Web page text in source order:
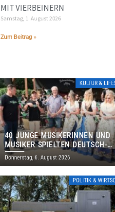
MIT VIERBEINERN
Samstag, 1. August 2026
Zum Beitrag »
KULTUR &
40 JUNGE MUSIKERINNEN UND
MUSIKER SPIELTEN DEUTSCH-
BRASILIANISCHES PROGRAMM
THOLEY
Donnerstag, 6. August 2026
POLITIK &